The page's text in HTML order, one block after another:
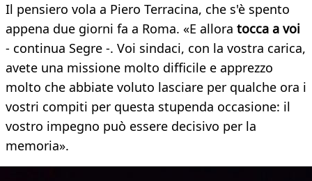
Il pensiero vola a Piero Terracina, che s'è spento
appena due giorni fa a Roma. «E allora tocca a voi
- continua Segre -. Voi sindaci, con la vostra carica,
avete una missione molto difficile e apprezzo
molto che abbiate voluto lasciare per qualche ora i
vostri compiti per questa stupenda occasione: il
vostro impegno può essere decisivo per la
memoria».